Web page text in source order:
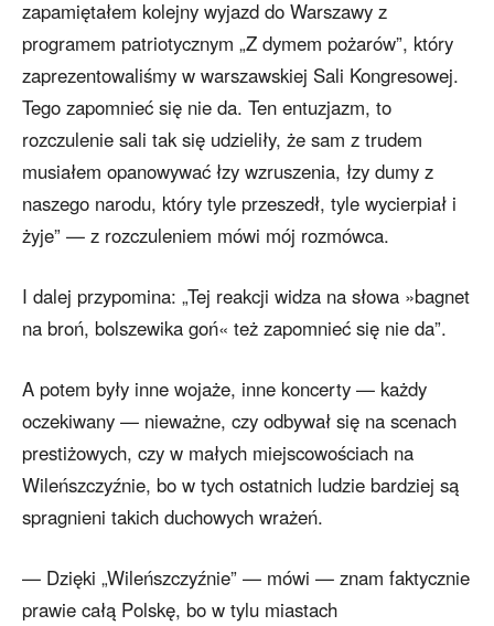
zapamiętałem kolejny wyjazd do Warszawy z
programem patriotycznym „Z dymem pożarów”, który
zaprezentowaliśmy w warszawskiej Sali Kongresowej.
Tego zapomnieć się nie da. Ten entuzjazm, to
rozczulenie sali tak się udzieliły, że sam z trudem
musiałem opanowywać łzy wzruszenia, łzy dumy z
naszego narodu, który tyle przeszedł, tyle wycierpiał i
żyje” — z rozczuleniem mówi mój rozmówca.
I dalej przypomina: „Tej reakcji widza na słowa »bagnet
na broń, bolszewika goń« też zapomnieć się nie da”.
A potem były inne wojaże, inne koncerty — każdy
oczekiwany — nieważne, czy odbywał się na scenach
prestiżowych, czy w małych miejscowościach na
Wileńszczyźnie, bo w tych ostatnich ludzie bardziej są
spragnieni takich duchowych wrażeń.
— Dzięki „Wileńszczyźnie” — mówi — znam faktycznie
prawie całą Polskę, bo w tylu miastach